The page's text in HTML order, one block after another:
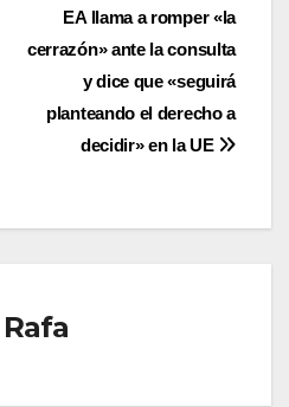
EA llama a romper «la
cerrazón» ante la consulta
y dice que «seguirá
planteando el derecho a
decidir» en la UE
Rafa